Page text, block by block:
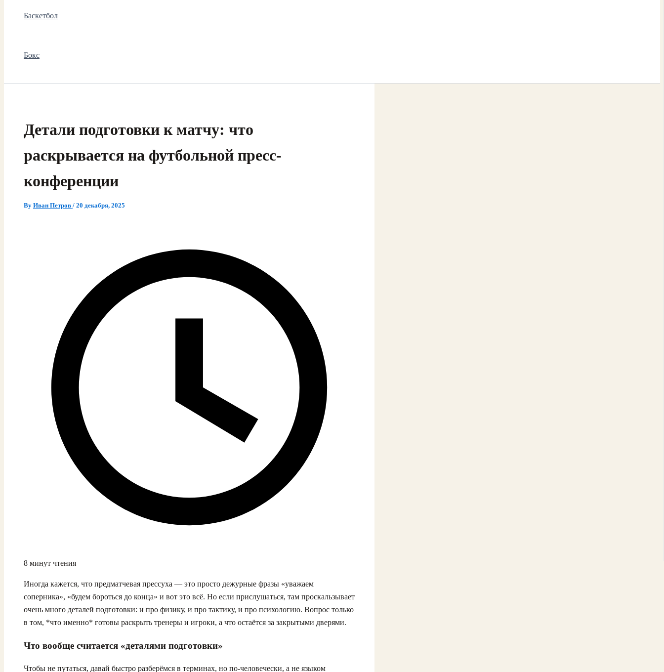
Баскетбол
Бокс
Детали подготовки к матчу: что
раскрывается на футбольной пресс-
конференции
By Иван Петров / 20 декабря, 2025
8 минут чтения
Иногда кажется, что предматчевая прессуха — это просто дежурные фразы «уважаем
соперника», «будем бороться до конца» и вот это всё. Но если прислушаться, там проскальзывает
очень много деталей подготовки: и про физику, и про тактику, и про психологию. Вопрос только
в том, *что именно* готовы раскрыть тренеры и игроки, а что остаётся за закрытыми дверями.
Что вообще считается «деталями подготовки»
Чтобы не путаться, давай быстро разберёмся в терминах, но по‑человечески, а не языком